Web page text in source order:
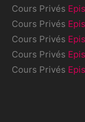
Cours Privés
Cours Privés
Cours Privés
Cours Privés
Cours Privés